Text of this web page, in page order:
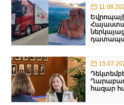
հազար